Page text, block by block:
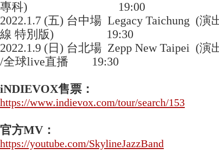
專科) 19:00
2022.1.7 (五) 台中場 Legacy Taichung (演
線 特別版) 19:30
2022.1.9 (日) 台北場 Zepp New Taipei (演
/全球live直播 19:30
iNDIEVOX售票：
https://www.indievox.com/tour/search/153
官方MV ：
https://youtube.com/SkylineJazzBand